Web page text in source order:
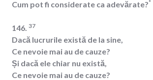
Cum pot fi considerate ca adevărate?*
146. 37
Dacă lucrurile există de la sine,
Ce nevoie mai au de cauze?
Și dacă ele chiar nu există,
Ce nevoie mai au de cauze?